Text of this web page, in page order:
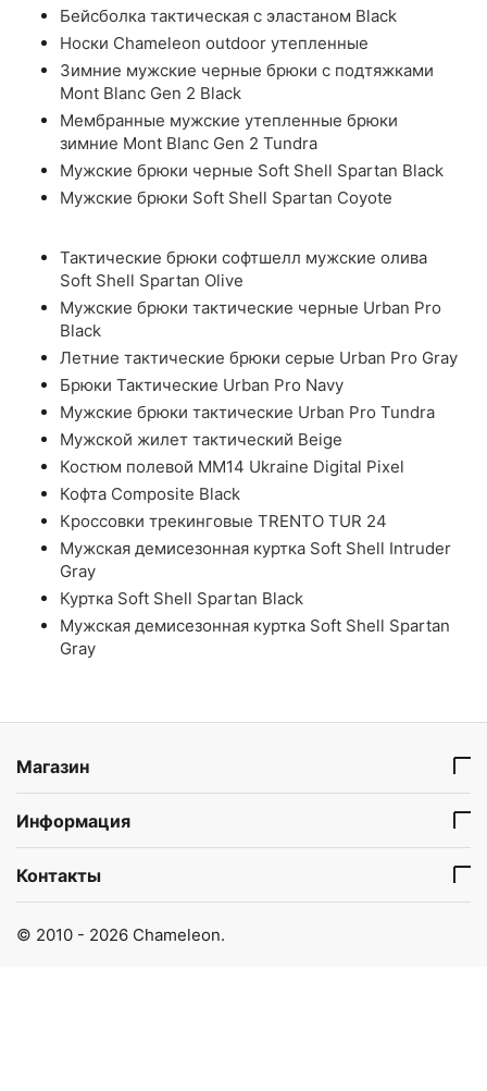
Бейсболка тактическая с эластаном Black
Носки Chameleon outdoor утепленные
Зимние мужские черные брюки с подтяжками
Mont Blanc Gen 2 Black
Мембранные мужские утепленные брюки
зимние Mont Blanc Gen 2 Tundra
Мужские брюки черные Soft Shell Spartan Black
Мужские брюки Soft Shell Spartan Coyote
Тактические брюки софтшелл мужские олива
Soft Shell Spartan Olive
Мужские брюки тактические черные Urban Pro
Black
Летние тактические брюки серые Urban Pro Gray
Брюки Тактические Urban Pro Navy
Мужские брюки тактические Urban Pro Tundra
Мужской жилет тактический Beige
Костюм полевой ММ14 Ukraine Digital Pixel
Кофта Composite Black
Кроссовки трекинговые TRENTO TUR 24
Мужская демисезонная куртка Soft Shell Intruder
Gray
Куртка Soft Shell Spartan Black
Мужская демисезонная куртка Soft Shell Spartan
Gray
Магазин
Информация
Контакты
© 2010 - 2026 Chameleon.